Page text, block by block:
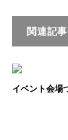
関連記
イベント会場